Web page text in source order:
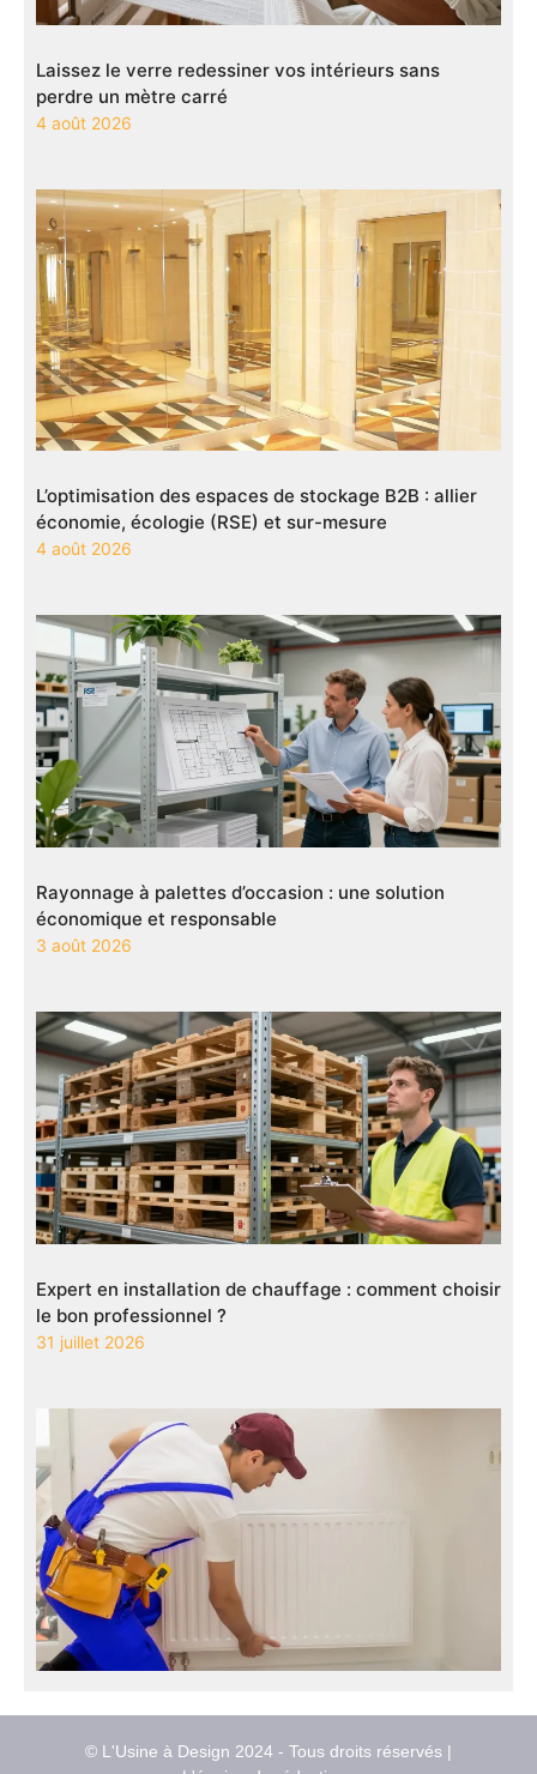
Laissez le verre redessiner vos intérieurs sans
perdre un mètre carré
4 août 2026
L’optimisation des espaces de stockage B2B : allier
économie, écologie (RSE) et sur-mesure
4 août 2026
Rayonnage à palettes d’occasion : une solution
économique et responsable
3 août 2026
Expert en installation de chauffage : comment choisir
le bon professionnel ?
31 juillet 2026
© L'Usine à Design 2024 - Tous droits réservés |